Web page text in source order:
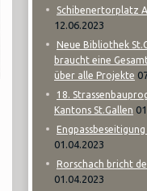
Schibenertorplatz
12.06.2023
Neue Bibliothek
braucht eine
über alle Projekte
18.
Kantons St.Gallen
01.04.2023
Rorschach bricht
01.04.2023